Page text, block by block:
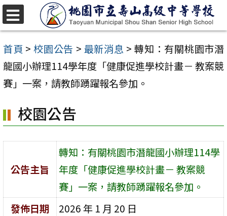
跳
至
主
要
內
區
首頁 > 校園公告 > 最新消息 > 轉知：有關桃園市潛
龍國小辦理114學年度「健康促進學校計畫－ 教案競
賽」一案，請教師踴躍報名參加。
校園公告
公告主旨
轉知：有關桃園市潛龍國小辦理114學
年度「健康促進學校計畫－ 教案競
賽」一案，請教師踴躍報名參加。
發佈日期
2026 年 1 月 20 日
選
單